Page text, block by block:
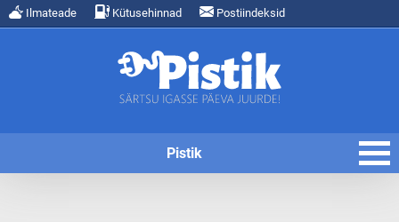
Ilmateade Kütusehinnad Postiindeksid
Pistik